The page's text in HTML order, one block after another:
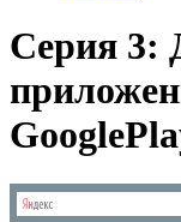
Серия 3: